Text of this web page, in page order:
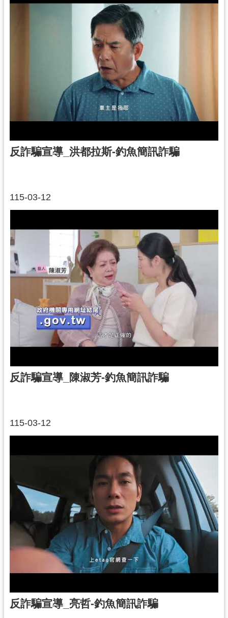
反詐騙宣導_洪都拉斯-釣魚簡訊詐騙
115-03-12
反詐騙宣導_陳淑芳-釣魚簡訊詐騙
115-03-12
反詐騙宣導_亮哲-釣魚簡訊詐騙